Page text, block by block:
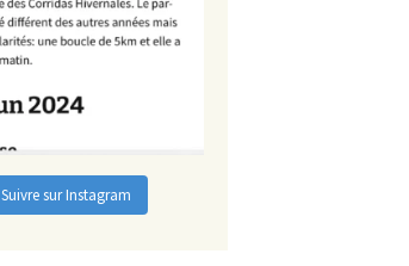
Suivre sur Instagram